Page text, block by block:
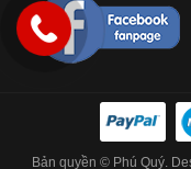
Bản quyền © Phú Quý.